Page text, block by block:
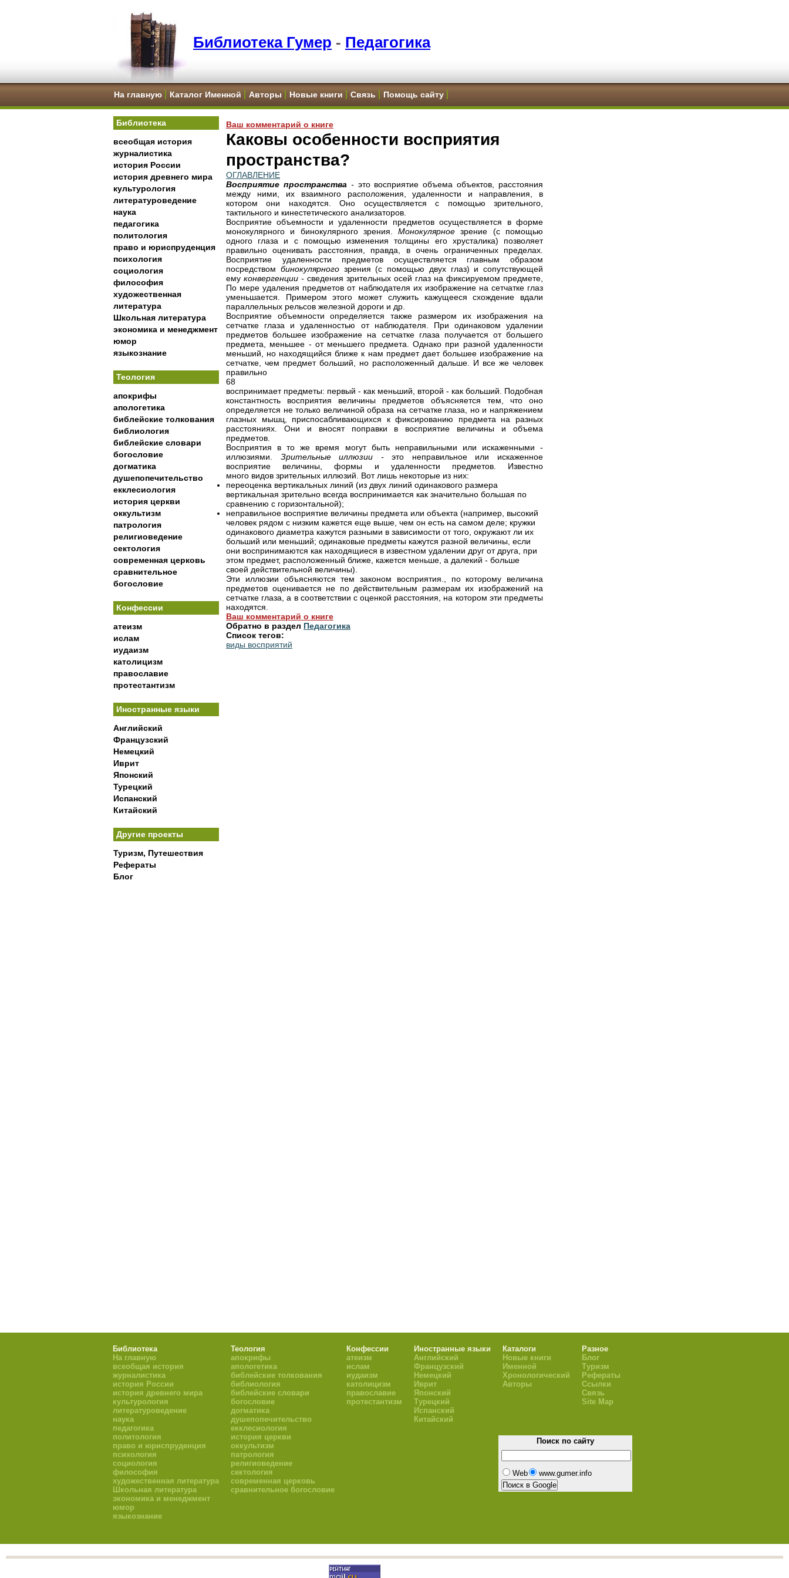
Библиотека Гумер - Педагогика
На главную Каталог Именной Авторы Новые книги Связь Помощь сайту
Библиотека
всеобщая история
журналистика
история России
история древнего мира
культурология
литературоведение
наука
педагогика
политология
право и юриспруденция
психология
социология
философия
художественная
литература
Школьная литература
экономика и менеджмент
юмор
языкознание
Теология
апокрифы
апологетика
библейские толкования
библиология
библейские словари
богословие
догматика
душепопечительство
екклесиология
история церкви
оккультизм
патрология
религиоведение
сектология
современная церковь
сравнительное
богословие
Конфессии
атеизм
ислам
иудаизм
католицизм
православие
протестантизм
Иностранные языки
Английский
Французский
Немецкий
Иврит
Японский
Турецкий
Испанский
Китайский
Другие проекты
Туризм, Путешествия
Рефераты
Блог
Ваш комментарий о книге
Каковы особенности восприятия
пространства?
ОГЛАВЛЕНИЕ
Восприятие пространства - это восприятие объема объектов, расстояния
между ними, их взаимного расположения, удаленности и направления, в
котором они находятся. Оно осуществляется с помощью зрительного,
тактильного и кинестетического анализаторов.
Восприятие объемности и удаленности предметов осуществляется в форме
монокулярного и бинокулярного зрения.Монокулярноезрение (с помощью
одного глаза и с помощью изменения толщины его хрусталика) позволяет
правильно оценивать расстояния, правда, в очень ограниченных пределах.
Восприятие удаленности предметов осуществляется главным образом
посредством бинокулярного зрения (с помощью двух глаз) и сопутствующей
ему конвергенции - сведения зрительных осей глаз на фиксируемом предмете,
По мере удаления предметов от наблюдателя их изображение на сетчатке глаз
уменьшается. Примером этого может служить кажущееся схождение вдали
параллельных рельсов железной дороги и др.
Восприятие объемности определяется также размером их изображения на
сетчатке глаза и удаленностью от наблюдателя. При одинаковом удалении
предметов большее изображение на сетчатке глаза получается от большего
предмета, меньшее - от меньшего предмета. Однако при разной удаленности
меньший, но находящийся ближе к нам предмет дает большее изображение на
сетчатке, чем предмет больший, но расположенный дальше. И все же человек
правильно
68
воспринимает предметы: первый - как меньший, второй - как больший. Подобная
константность восприятия величины предметов объясняется тем, что оно
определяется не только величиной образа на сетчатке глаза, но и напряжением
глазных мышц, приспосабливающихся к фиксированию предмета на разных
расстояниях. Они и вносят поправки в восприятие величины и объема
предметов.
Восприятия в то же время могут быть неправильными или искаженными -
иллюзиями. Зрительные иллюзии -это неправильное или искаженное
восприятие величины, формы и удаленности предметов. Известно
много видов зрительных иллюзий. Вот лишь некоторые из них:
переоценка вертикальных линий (из двух линий одинакового размера
вертикальная зрительно всегда воспринимается как значительно большая по
сравнению с горизонтальной);
неправильное восприятие величины предмета или объекта (например, высокий
человек рядом с низким кажется еще выше, чем он есть на самом деле; кружки
одинакового диаметра кажутся разными в зависимости от того, окружают ли их
больший или меньший; одинаковые предметы кажутся разной величины, если
они воспринимаются как находящиеся в известном удалении друг от друга, при
этом предмет, расположенный ближе, кажется меньше, а далекий - больше
своей действительной величины).
Эти иллюзии объясняются тем законом восприятия., по которому величина
предметов оценивается не по действительным размерам их изображений на
сетчатке глаза, а в соответствии с оценкой расстояния, на котором эти предметы
находятся.
Ваш комментарий о книге
Обратно в раздел Педагогика
Список тегов:
виды восприятий
Библиотека
На главную
всеобщая история
журналистика
история России
история древнего мира
культурология
литературоведение
наука
педагогика
политология
право и юриспруденция
психология
социология
философия
художественная литература
Школьная литература
экономика и менеджмент
юмор
языкознание
Теология
апокрифы
апологетика
библейские толкования
библиология
библейские словари
богословие
догматика
душепопечительство
екклесиология
история церкви
оккультизм
патрология
религиоведение
сектология
современная церковь
сравнительное богословие
Конфессии
атеизм
ислам
иудаизм
католицизм
православие
протестантизм
Иностранные языки
Английский
Французский
Немецкий
Иврит
Японский
Турецкий
Испанский
Китайский
Каталоги
Новые книги
Именной
Хронологический
Авторы
Разное
Блог
Туризм
Рефераты
Ссылки
Связь
Site Map
Поиск по сайту
Web www.gumer.info